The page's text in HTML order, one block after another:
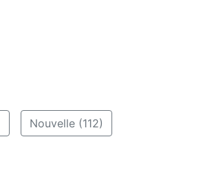
Nouvelle (112)